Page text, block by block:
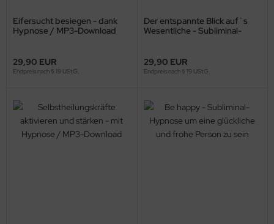
Eifersucht besiegen - dank
Hypnose / MP3-Download
29,90 EUR
Endpreis nach § 19 UStG.
Der entspannte Blick auf`s
Wesentliche - Subliminal-
29,90 EUR
Endpreis nach § 19 UStG.